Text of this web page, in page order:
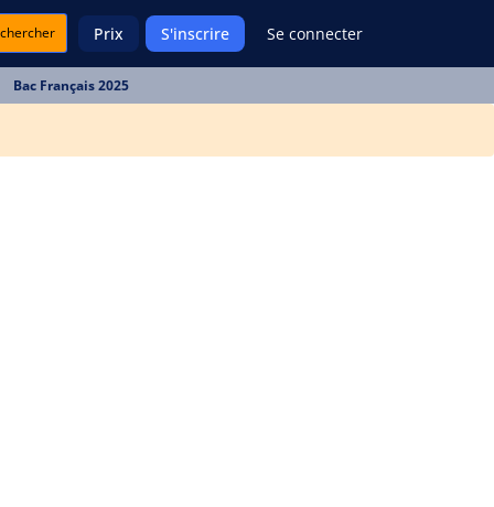
Prix S'inscrire Se connecter
Bac Français 2025